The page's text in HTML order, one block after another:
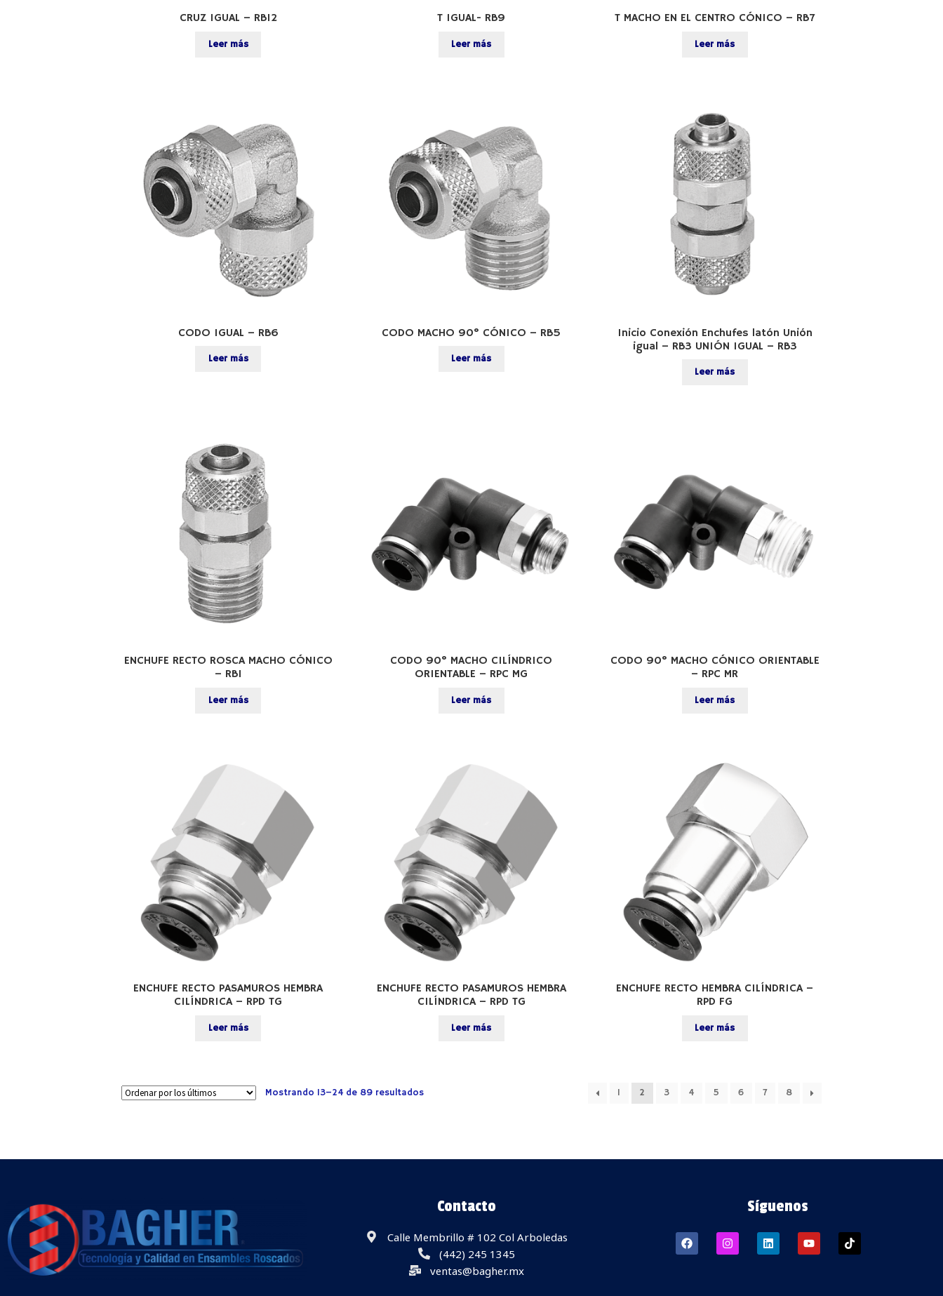
CRUZ IGUAL – RB12
Leer más
T IGUAL- RB9
Leer más
T MACHO EN EL CENTRO CÓNICO – RB7
Leer más
CODO IGUAL – RB6
Leer más
CODO MACHO 90° CÓNICO – RB5
Leer más
Inicio Conexión Enchufes latón Unión
igual – RB3 UNIÓN IGUAL – RB3
Leer más
ENCHUFE RECTO ROSCA MACHO CÓNICO
– RB1
Leer más
CODO 90° MACHO CILÍNDRICO
ORIENTABLE – RPC MG
Leer más
CODO 90° MACHO CÓNICO ORIENTABLE
– RPC MR
Leer más
ENCHUFE RECTO PASAMUROS HEMBRA
CILÍNDRICA – RPD TG
Leer más
ENCHUFE RECTO PASAMUROS HEMBRA
CILÍNDRICA – RPD TG
Leer más
ENCHUFE RECTO HEMBRA CILÍNDRICA –
RPD FG
Leer más
Mostrando 13–24 de 89 resultados 1 2 3 4 5 6 7 8
Contacto
Calle Membrillo # 102 Col Arboledas
(442) 245 1345
ventas@bagher.mx
Síguenos